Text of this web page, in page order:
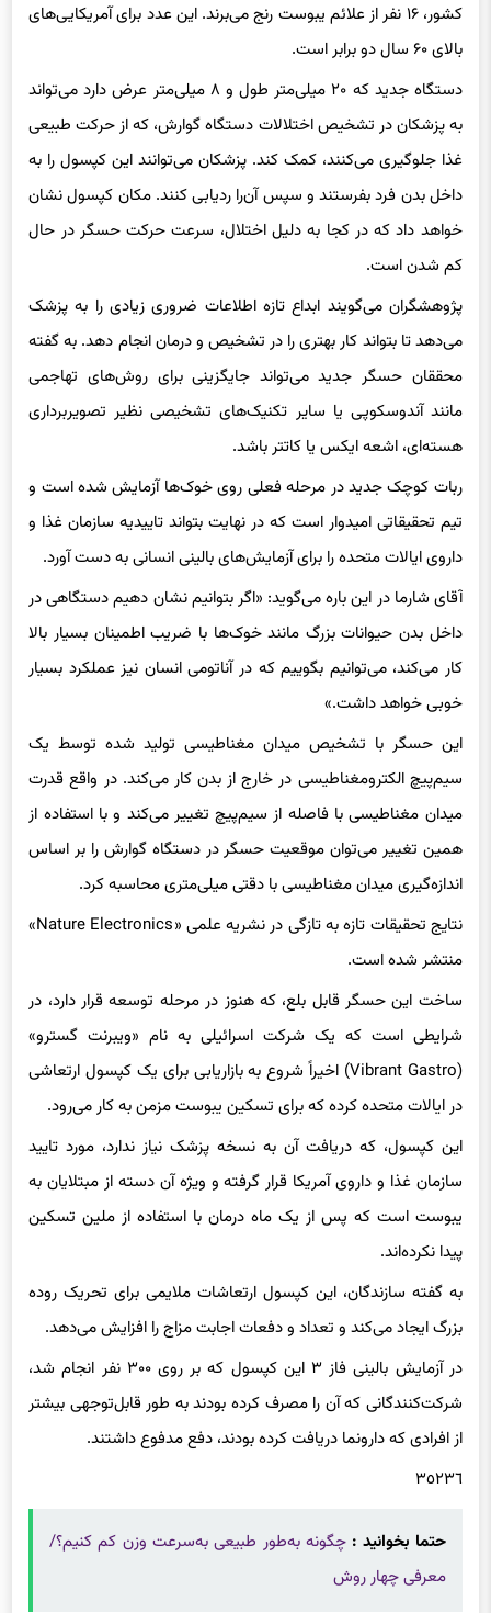
کشور، ۱۶ نفر از علائم یبوست رنج می‌برند. این عدد برای آمریکایی‌های
بالای ۶۰ سال دو برابر است.
دستگاه جدید که ۲۰ میلی‌متر طول و ۸ میلی‌متر عرض دارد می‌تواند
به پزشکان در تشخیص اختلالات دستگاه گوارش، که از حرکت طبیعی
غذا جلوگیری می‌کنند، کمک کند. پزشکان می‌توانند این کپسول را به
داخل بدن فرد بفرستند و سپس آن‌را ردیابی کنند. مکان کپسول نشان
خواهد داد که در کجا به دلیل اختلال، سرعت حرکت حسگر در حال
کم شدن است.
پژوهشگران می‌گویند ابداع تازه اطلاعات ضروری زیادی را به پزشک
می‌دهد تا بتواند کار بهتری را در تشخیص و درمان انجام دهد. به گفته
محققان حسگر جدید می‌تواند جایگزینی برای روش‌های تهاجمی
مانند آندوسکوپی یا سایر تکنیک‌های تشخیصی نظیر تصویربرداری
هسته‌ای، اشعه ایکس یا کاتتر باشد.
ربات کوچک جدید در مرحله فعلی روی خوک‌ها آزمایش شده است و
تیم تحقیقاتی امیدوار است که در نهایت بتواند تاییدیه سازمان غذا و
داروی ایالات متحده را برای آزمایش‌های بالینی انسانی به دست آورد.
آقای شارما در این باره می‌گوید: «اگر بتوانیم نشان دهیم دستگاهی در
داخل بدن حیوانات بزرگ مانند خوک‌ها با ضریب اطمینان بسیار بالا
کار می‌کند، می‌توانیم بگوییم که در آناتومی انسان نیز عملکرد بسیار
خوبی خواهد داشت.»
این حسگر با تشخیص میدان مغناطیسی تولید شده توسط یک
سیم‌پیچ الکترومغناطیسی در خارج از بدن کار می‌کند. در واقع قدرت
میدان مغناطیسی با فاصله از سیم‌پیچ تغییر می‌کند و با استفاده از
همین تغییر می‌توان موقعیت حسگر در دستگاه گوارش را بر اساس
اندازه‌گیری میدان مغناطیسی با دقتی میلی‌متری محاسبه کرد.
نتایج تحقیقات تازه به تازگی در نشریه علمی «Nature Electronics»
منتشر شده است.
ساخت این حسگر قابل بلع، که هنوز در مرحله توسعه قرار دارد، در
شرایطی است که یک شرکت اسرائیلی به نام «ویبرنت گسترو»
(Vibrant Gastro) اخیراً شروع به بازاریابی برای یک کپسول ارتعاشی
در ایالات متحده کرده که برای تسکین یبوست مزمن به کار می‌رود.
این کپسول، که دریافت آن به نسخه پزشک نیاز ندارد، مورد تایید
سازمان غذا و داروی آمریکا قرار گرفته و ویژه آن دسته از مبتلایان به
یبوست است که پس از یک ماه درمان با استفاده از ملین تسکین
پیدا نکرده‌اند.
به گفته سازندگان، این کپسول ارتعاشات ملایمی برای تحریک روده
بزرگ ایجاد می‌کند و تعداد و دفعات اجابت مزاج را افزایش می‌دهد.
در آزمایش بالینی فاز ۳ این کپسول که بر روی ۳۰۰ نفر انجام شد،
شرکت‌کنندگانی که آن را مصرف کرده بودند به طور قابل‌توجهی بیشتر
از افرادی که دارونما دریافت کرده بودند، دفع مدفوع داشتند.
٣٥٢٣٦
حتما بخوانید :چگونه به‌طور طبیعی به‌سرعت وزن کم کنیم؟/
معرفی چهار روش